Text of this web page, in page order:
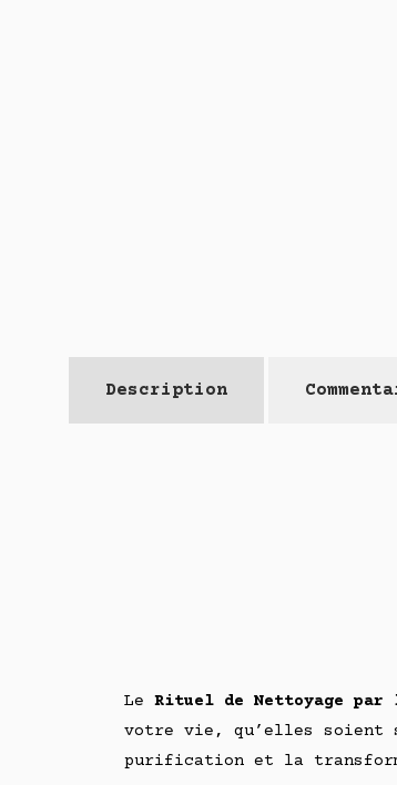
Description
Le Rituel de Nettoyage par
votre vie, qu’elles soient
purification et la